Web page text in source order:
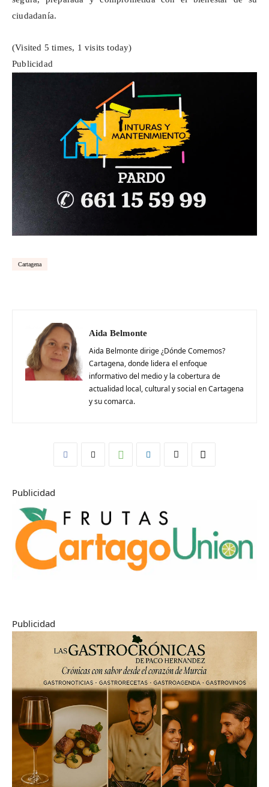
ciudadanía.
(Visited 5 times, 1 visits today)
Publicidad
Cartagena
Aida Belmonte
Aida Belmonte dirige ¿Dónde Comemos?
Cartagena, donde lidera el enfoque
informativo del medio y la cobertura de
actualidad local, cultural y social en Cartagena
y su comarca.
Publicidad
Publicidad